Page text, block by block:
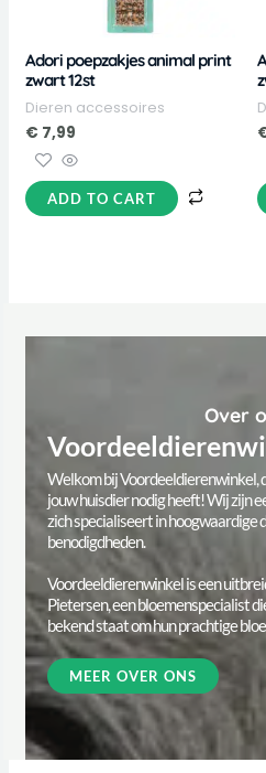
Adori poepzakjes animal print
zwart 12st
Dieren accessoires
€ 7,99
ADD TO CART
Over
Welkom bij Voordeeldierenwinkel,
jouw huisdier nodig heeft! Wij zijn
zich specialiseert in hoogwaardige
benodigdheden.
Voordeeldierenwinkel is een
Pietersen, een bloemenspecialist
bekend staat om hun prachtige
MEER OVER ONS